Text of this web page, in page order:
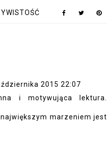
2015 22:07
i motywująca lektura.
marzeniem jest